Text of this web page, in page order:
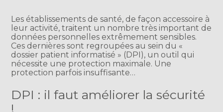
Les établissements de santé, de façon accessoire à
leur activité, traitent un nombre très important de
données personnelles extrêmement sensibles.
Ces dernières sont regroupées au sein du «
dossier patient informatisé » (DPI), un outil qui
nécessite une protection maximale. Une
protection parfois insuffisante…
DPI : il faut améliorer la sécurité
!